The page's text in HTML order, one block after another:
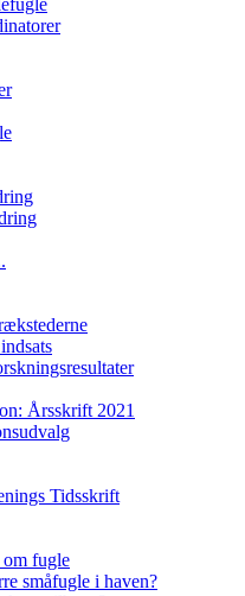
Årsskrift 2021
Tidsskrift
om fugle
småfugle i haven?